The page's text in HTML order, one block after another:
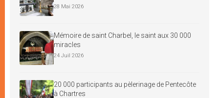
28 Mai 2026
Mémoire de saint Charbel, le saint aux 30 000
miracles
24 Juil 2026
20 000 participants au pèlerinage de Pentecôte
à Chartres